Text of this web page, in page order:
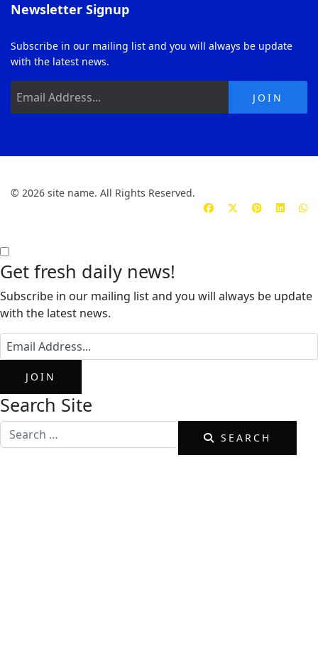
Newsletter Signup
Subscribe in our mailing list and you will always be update
with the latest news.
JOIN
© 2026 site name. All Rights Reserved.
Get fresh daily news!
Subscribe in our mailing list and you will always be update
with the latest news.
JOIN
Search Site
Search
SEARCH